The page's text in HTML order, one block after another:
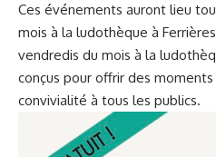
Ces événements auront lieu
mois à la ludothèque à
vendredis du mois à la
conçus pour offrir des
convivialité à tous les publics.